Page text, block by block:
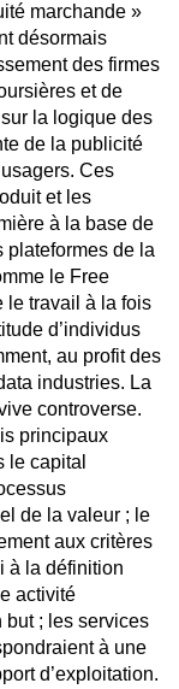
marchande »
désormais
des firmes
et de
la logique des
de la publicité
Ces
et les
à la base de
plateformes de la
le Free
le travail à la fois
d’individus
au profit des
industries. La
controverse.
principaux
le capital
de la valeur ; le
aux critères
à la définition
activité
but ; les services
à une
d’exploitation.